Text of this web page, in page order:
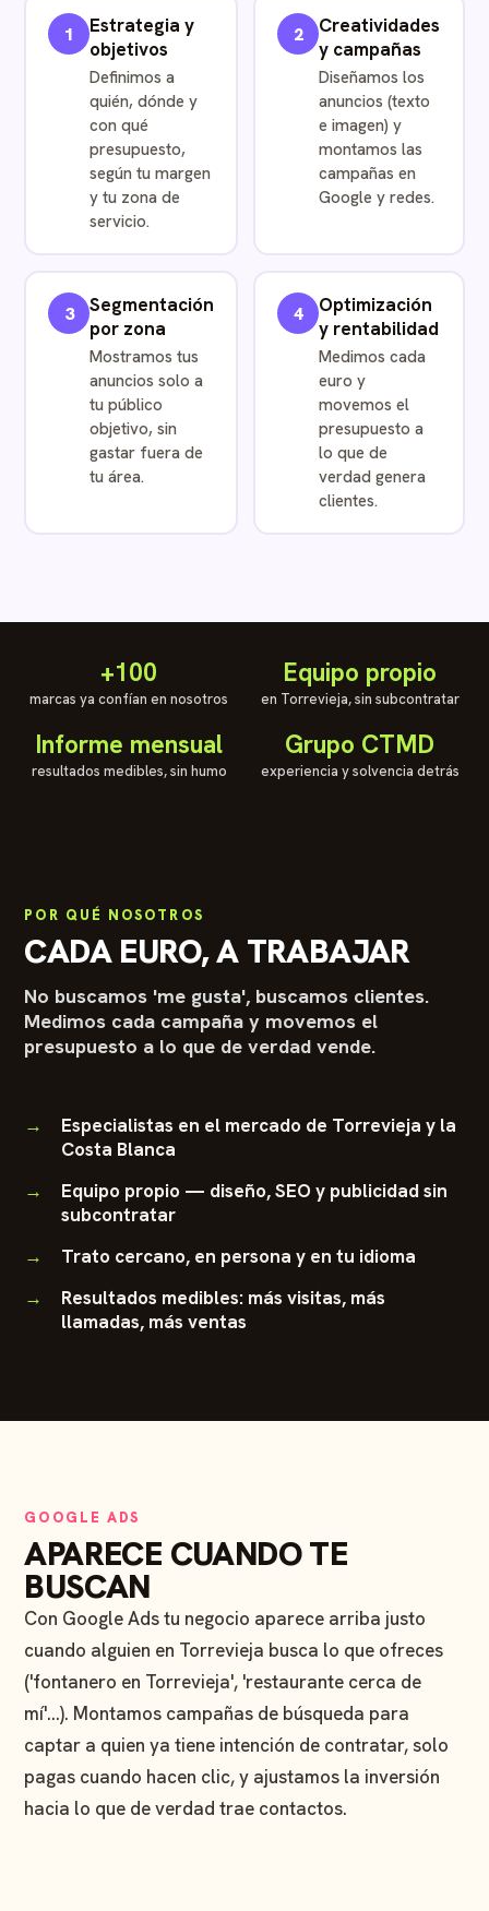
1
Estrategia y
objetivos
Definimos a
quién, dónde y
con qué
presupuesto,
según tu margen
y tu zona de
servicio.
2
Creatividades
y campañas
Diseñamos los
anuncios (texto
e imagen) y
montamos las
campañas en
Google y redes.
3
Segmentación
por zona
Mostramos tus
anuncios solo a
tu público
objetivo, sin
gastar fuera de
tu área.
4
Optimización
y rentabilidad
Medimos cada
euro y
movemos el
presupuesto a
lo que de
verdad genera
clientes.
+100
marcas ya confían en nosotros
Equipo propio
en Torrevieja, sin subcontratar
Informe mensual
resultados medibles, sin humo
Grupo CTMD
experiencia y solvencia detrás
POR QUÉ NOSOTROS
CADA EURO, A TRABAJAR
No buscamos 'me gusta', buscamos clientes.
Medimos cada campaña y movemos el
presupuesto a lo que de verdad vende.
Especialistas en el mercado de Torrevieja y la
Costa Blanca
Equipo propio — diseño, SEO y publicidad sin
subcontratar
Trato cercano, en persona y en tu idioma
Resultados medibles: más visitas, más
llamadas, más ventas
GOOGLE ADS
APARECE CUANDO TE
BUSCAN
Con Google Ads tu negocio aparece arriba justo
cuando alguien en Torrevieja busca lo que ofreces
('fontanero en Torrevieja', 'restaurante cerca de
mí'…). Montamos campañas de búsqueda para
captar a quien ya tiene intención de contratar, solo
pagas cuando hacen clic, y ajustamos la inversión
hacia lo que de verdad trae contactos.